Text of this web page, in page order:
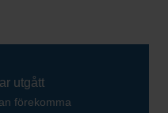
utgått
förekomma